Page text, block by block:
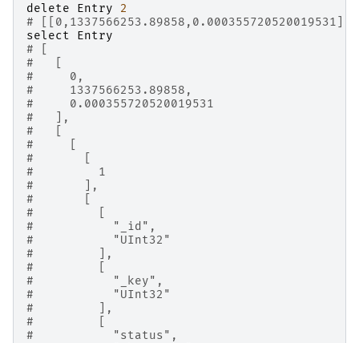
delete Entry
2
#
select
Entry
# [
#   [
#     0,
#     1337566253.89858,
#     0.000355720520019531
#   ],
#   [
#     [
#       [
#         1
#       ],
#       [
#         [
#           "_id",
#           "UInt32"
#         ],
#         [
#           "_key",
#           "UInt32"
#         ],
#         [
#           "status",